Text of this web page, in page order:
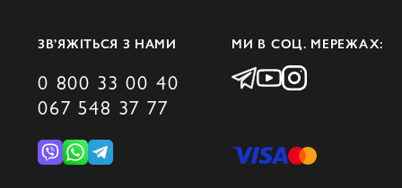
вибрати ідеальну модель, яка підкреслює
ЗВ’ЯЖІТЬСЯ З НАМИ
0 800 33 00 40
067 548 37 77
МИ В СОЦ. МЕРЕЖАХ: